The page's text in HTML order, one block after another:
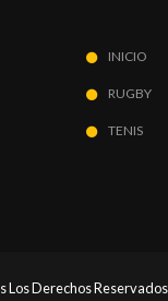
INICIO
RUGBY
TENIS
Los Derechos Reservados